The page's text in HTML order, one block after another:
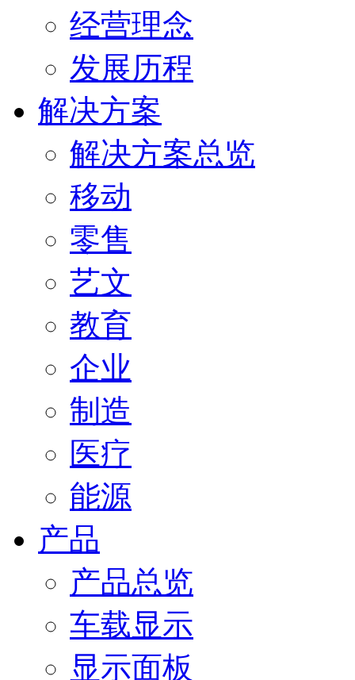
经营理念
发展历程
解决方案
解决方案总览
移动
零售
艺文
教育
企业
制造
医疗
能源
产品
产品总览
车载显示
显示面板